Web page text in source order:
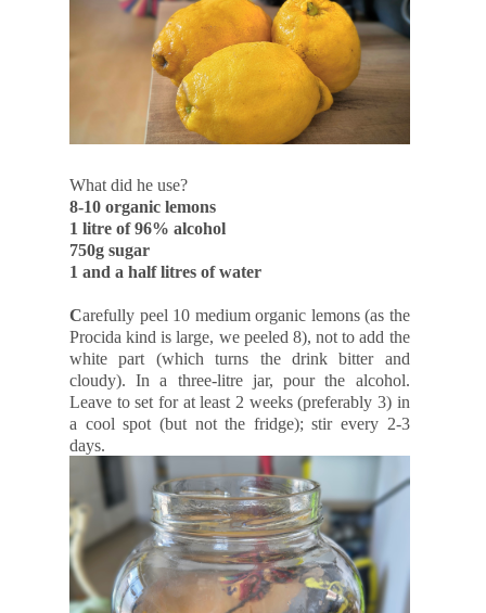
What did he use?
8-10 organic lemons
1 litre of 96% alcohol
750g sugar
1 and a half litres of water
Carefully peel 10 medium organic lemons (as the
Procida kind is large, we peeled 8), not to add the
white part (which turns the drink bitter and
cloudy). In a three-litre jar, pour the alcohol.
Leave to set for at least 2 weeks (preferably 3) in
a cool spot (but not the fridge); stir every 2-3
days.